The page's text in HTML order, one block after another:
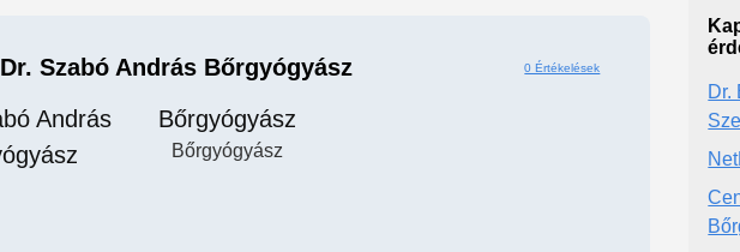
Dr. Szabó András Bőrgyógyász 0 Értékelések
Bőrgyógyász
Bőrgyógyász
Dr.